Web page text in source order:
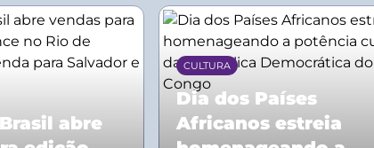
abre
CULTURA
Dia dos Países
Africanos estreia